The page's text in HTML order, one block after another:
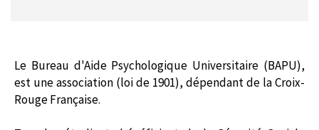
Le Bureau d'Aide Psychologique Universitaire (BAPU),
est une association (loi de 1901), dépendant de la Croix-
Rouge Française.